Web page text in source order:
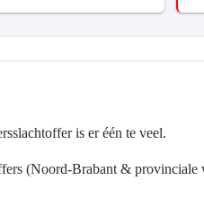
is er één te veel.
(Noord-Brabant & provinciale